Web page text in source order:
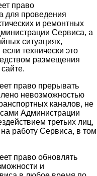
право
для проведения
и ремонтных
Сервиса, а
ситуациях,
технически это
размещения
право прерывать
невозможностью
каналов, не
Администрации
третьих лиц,
работу Сервиса, в том
право обновлять
и